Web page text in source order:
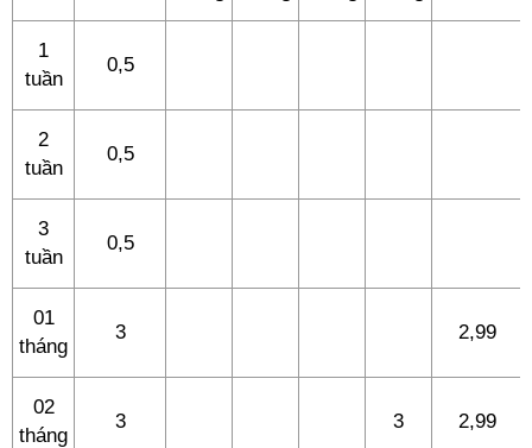
1
tuần
0,5
2
tuần
0,5
3
tuần
0,5
01
tháng
3 2,99
02
tháng
3 3 2,99